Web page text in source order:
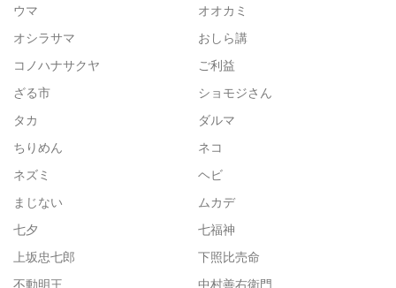
ウマ
オオカミ
オシラサマ
おしら講
コノハナサクヤ
ご利益
ざる市
ショモジさん
タカ
ダルマ
ちりめん
ネコ
ネズミ
ヘビ
まじない
ムカデ
七夕
七福神
上坂忠七郎
下照比売命
不動明王
中村善右衛門